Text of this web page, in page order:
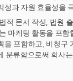
과 자원 효율성을
적 문서 작성, 법원
마케팅 활동을 포
포함하고, 비청구
분류함으로써 회사